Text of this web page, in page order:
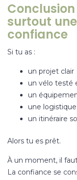
surtout
confiance
Si tu as :
un projet clair
un vélo testé
un
une
un itinéraire
Alors tu es prêt.
À un moment, il
La confiance se